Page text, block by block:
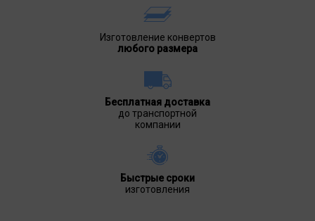
Изготовление конвертов
любого размера
Бесплатная доставка
до транспортной
компании
Быстрые сроки
изготовления